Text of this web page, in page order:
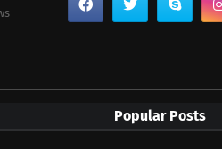
Popular Posts